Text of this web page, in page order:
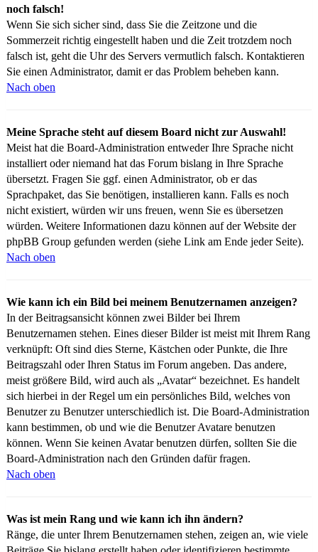
noch falsch!
Wenn Sie sich sicher sind, dass Sie die Zeitzone und die
Sommerzeit richtig eingestellt haben und die Zeit trotzdem noch
falsch ist, geht die Uhr des Servers vermutlich falsch. Kontaktieren
Sie einen Administrator, damit er das Problem beheben kann.
Nach oben
Meine Sprache steht auf diesem Board nicht zur Auswahl!
Meist hat die Board-Administration entweder Ihre Sprache nicht
installiert oder niemand hat das Forum bislang in Ihre Sprache
übersetzt. Fragen Sie ggf. einen Administrator, ob er das
Sprachpaket, das Sie benötigen, installieren kann. Falls es noch
nicht existiert, würden wir uns freuen, wenn Sie es übersetzen
würden. Weitere Informationen dazu können auf der Website der
phpBB Group gefunden werden (siehe Link am Ende jeder Seite).
Nach oben
Wie kann ich ein Bild bei meinem Benutzernamen anzeigen?
In der Beitragsansicht können zwei Bilder bei Ihrem
Benutzernamen stehen. Eines dieser Bilder ist meist mit Ihrem Rang
verknüpft: Oft sind dies Sterne, Kästchen oder Punkte, die Ihre
Beitragszahl oder Ihren Status im Forum angeben. Das andere,
meist größere Bild, wird auch als „Avatar“ bezeichnet. Es handelt
sich hierbei in der Regel um ein persönliches Bild, welches von
Benutzer zu Benutzer unterschiedlich ist. Die Board-Administration
kann bestimmen, ob und wie die Benutzer Avatare benutzen
können. Wenn Sie keinen Avatar benutzen dürfen, sollten Sie die
Board-Administration nach den Gründen dafür fragen.
Nach oben
Was ist mein Rang und wie kann ich ihn ändern?
Ränge, die unter Ihrem Benutzernamen stehen, zeigen an, wie viele